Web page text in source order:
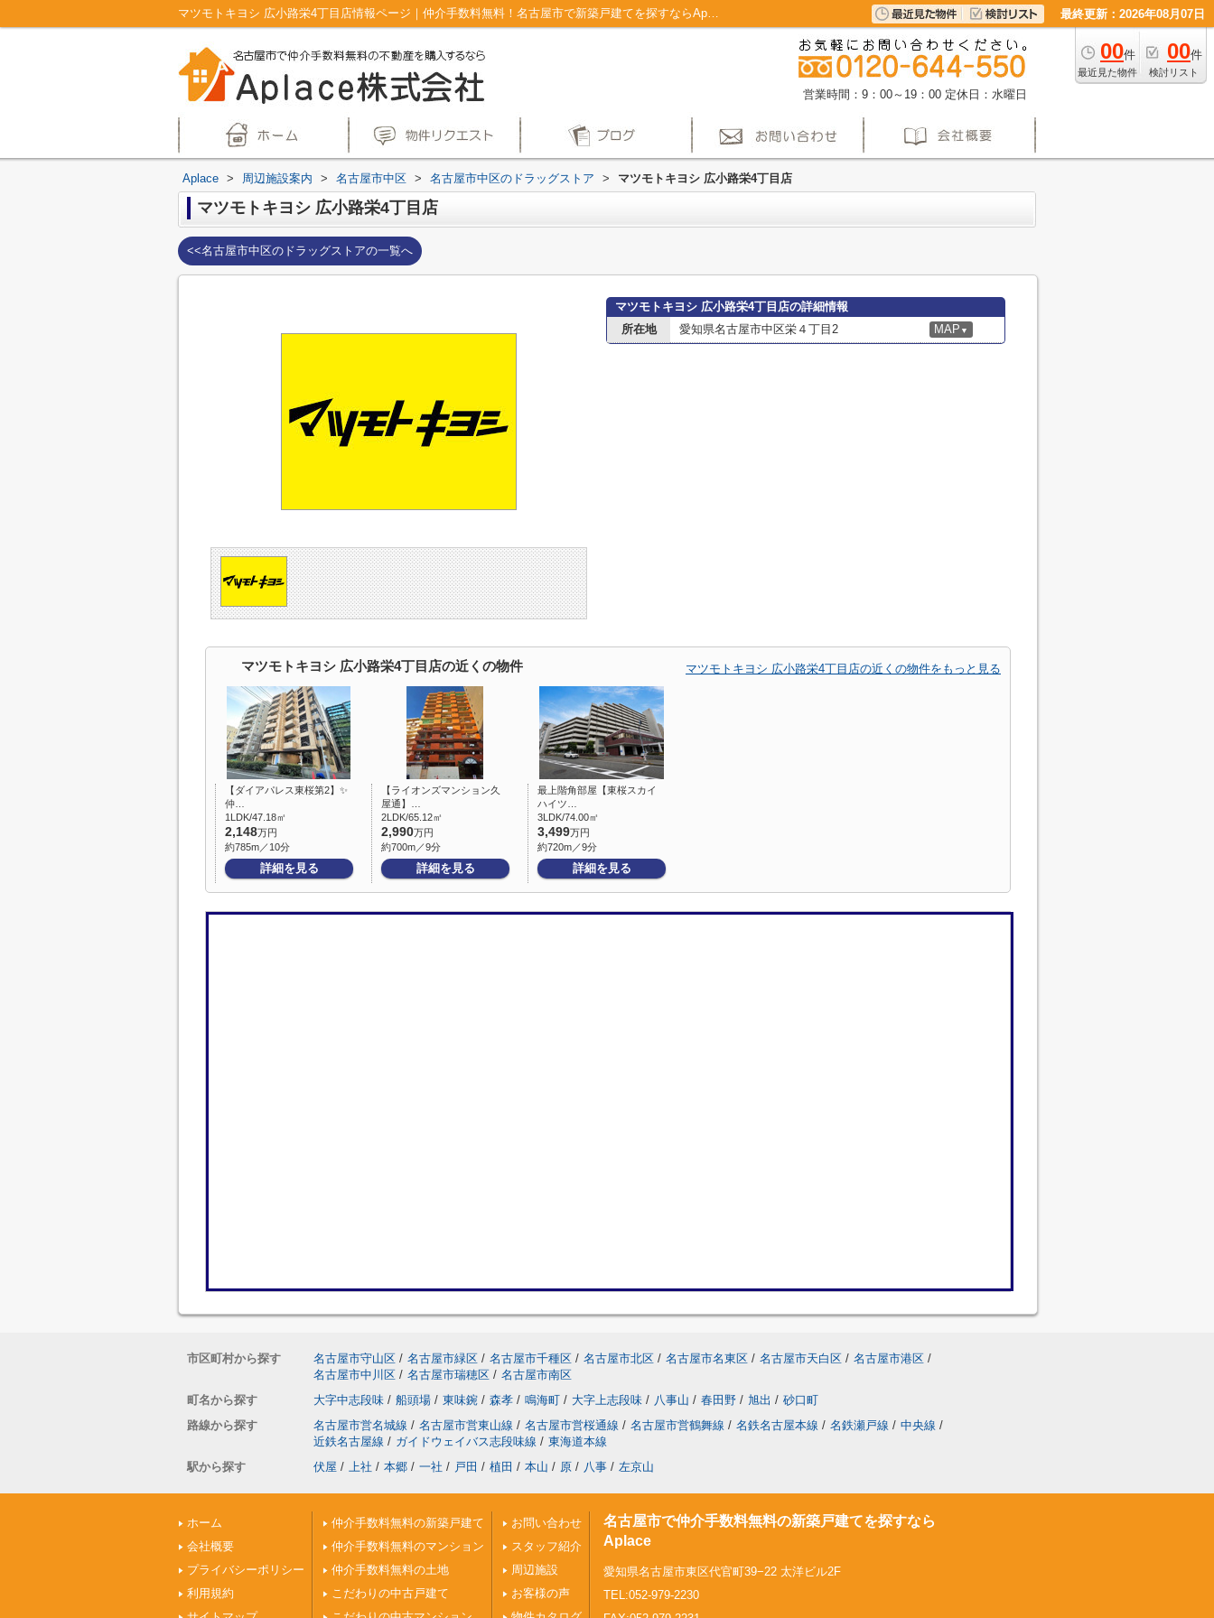
マツモトキヨシ 広小路栄4丁目店情報ページ｜仲介手数料無料！名古屋市で新築戸建てを探すならAplace 最終更新：2026年08月07日
00件
最近見た物件
00件
検討リスト
営業時間：9：00～19：00 定休日：水曜日
Aplace > 周辺施設案内 > 名古屋市中区 > 名古屋市中区のドラッグストア > マツモトキヨシ 広小路栄4丁目店
マツモトキヨシ 広小路栄4丁目店
<<名古屋市中区のドラッグストアの一覧へ
マツモトキヨシ 広小路栄4丁目店の詳細情報
所在地
愛知県名古屋市中区栄４丁目2 MAP ▼
マツモトキヨシ 広小路栄4丁目店の近くの物件 マツモトキヨシ 広小路栄4丁目店の近くの物件をもっと見る
【ダイアパレス東桜第2】✨️
仲…
1LDK/47.18㎡
2,148万円
約785m／10分
詳細を見る
【ライオンズマンション久
屋通】…
2LDK/65.12㎡
2,990万円
約700m／9分
詳細を見る
最上階角部屋【東桜スカイ
ハイツ…
3LDK/74.00㎡
3,499万円
約720m／9分
詳細を見る
市区町村から探す 名古屋市守山区 / 名古屋市緑区 / 名古屋市千種区 / 名古屋市北区 / 名古屋市名東区 / 名古屋市天白区 / 名古屋市港区 /
名古屋市中川区 / 名古屋市瑞穂区 / 名古屋市南区
町名から探す
大字中志段味 / 船頭場 / 東味鋺 / 森孝 / 鳴海町 / 大字上志段味 / 八事山 / 春田野 / 旭出 / 砂口町
路線から探す
名古屋市営名城線 / 名古屋市営東山線 / 名古屋市営桜通線 / 名古屋市営鶴舞線 / 名鉄名古屋本線 / 名鉄瀬戸線 / 中央線 /
近鉄名古屋線 / ガイドウェイバス志段味線 / 東海道本線
駅から探す
伏屋 / 上社 / 本郷 / 一社 / 戸田 / 植田 / 本山 / 原 / 八事 / 左京山
ホーム
会社概要
プライバシーポリシー
利用規約
仲介手数料無料の新築戸建て
仲介手数料無料のマンション
仲介手数料無料の土地
こだわりの中古戸建て
お問い合わせ
スタッフ紹介
周辺施設
お客様の声
名古屋市で仲介手数料無料の新築戸建てを探すなら
Aplace
愛知県名古屋市東区代官町39−22 太洋ビル2F
TEL:052-979-2230